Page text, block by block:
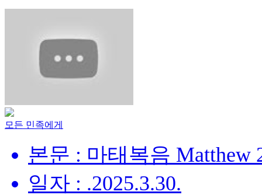
모든 민족에게
본문 : 마태복음 Matthew
일자 : .2025.3.30.